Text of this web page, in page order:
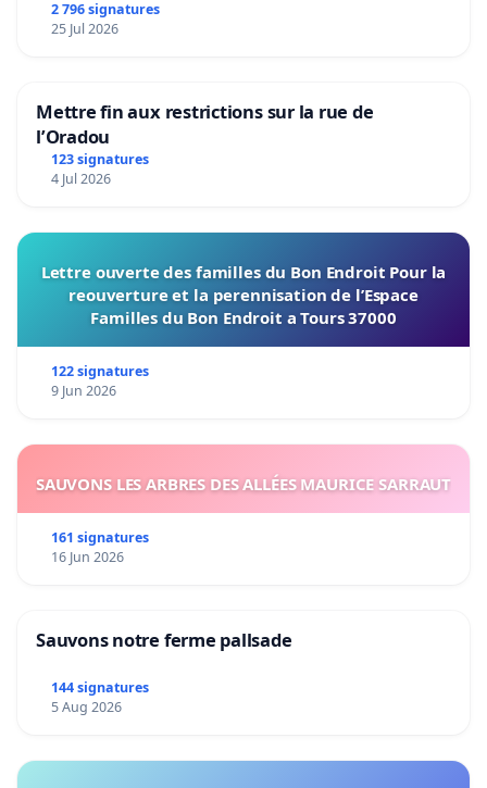
2 796 signatures
25 Jul 2026
Mettre fin aux restrictions sur la rue de
l’Oradou
123 signatures
4 Jul 2026
Lettre ouverte des familles du Bon Endroit Pour la
reouverture et la perennisation de l’Espace
Familles du Bon Endroit a Tours 37000
122 signatures
9 Jun 2026
SAUVONS LES ARBRES DES ALLÉES MAURICE SARRAUT
161 signatures
16 Jun 2026
Sauvons notre ferme pallsade
144 signatures
5 Aug 2026